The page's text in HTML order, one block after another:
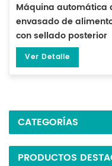
Máquina automática
envasado de
con sellado posterior
para especias y café
DL-XBF-D
Ver Detalle
CATEGORÍAS
PRODUCTOS